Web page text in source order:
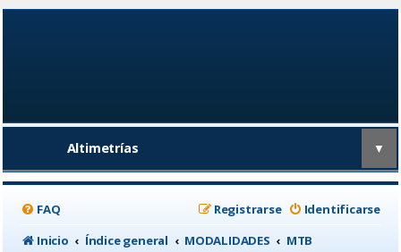
Altimetrías ▼
FAQ Identificarse
Registrarse
Inicio
Índice general MODALIDADES MTB